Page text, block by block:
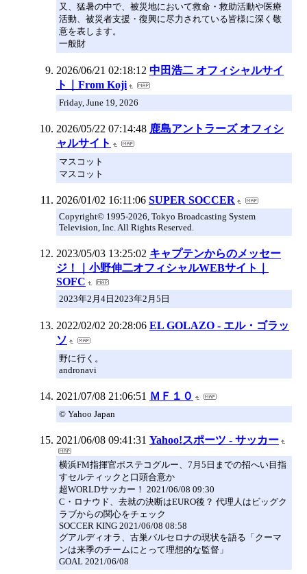
又、猛暑の中で、被災地において救命・救助活動や医療
活動、被災者支援・復興に尽力されている皆様に深く敬
意を表します。
一般財
2026/06/21 02:18:12 中田浩二 オフィシャルサイ
ト｜From Koji
Friday, June 19, 2026
2026/05/22 07:14:48 鹿島アントラーズ オフィシ
ャルサイト
マスコット
マスコット
2026/01/02 16:11:06 SUPER SOCCER
Copyright© 1995-2026, Tokyo Broadcasting System
Television, Inc. All Rights Reserved.
2023/05/03 13:25:02 キャプテンからのメッセー
ジ！｜小野伸二オフィシャルWEBサイト｜
SOFC
2023年2月4日2023年2月5日
2022/02/02 20:28:06 EL GOLAZO - エル・ゴラッ
ソ
野に行く。
andronavi
2021/07/08 21:06:51 ＭＦ１０
© Yahoo Japan
2021/06/08 09:41:31 Yahoo!スポーツ - サッカー
横浜FM指揮官ポステコグルー、7月5日までの招へい目指
すセルティックと口頭合意か
超WORLDサッカー！ 2021/06/08 09:30
C・ロナウド、去就の決断はEURO後？ 代理人はビッグク
ラブからの関心をチェック
SOCCER KING 2021/06/08 08:58
グアルディオラ、古巣バルセロナの現状を語る「クーマ
ンは来季のチームにとって理想的な監督」
GOAL 2021/06/08